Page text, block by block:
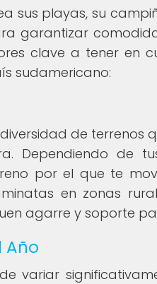
sus playas, su
garantizar
clave a tener en
sudamericano:
de terrenos
Dependiendo de
por el que te
en zonas
agarre y soporte
Año
variar